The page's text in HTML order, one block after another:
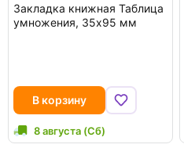
Закладка книжная Таблица
умножения, 35x95 мм
В корзину
8 августа (Сб)